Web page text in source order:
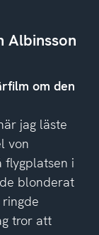
Albinsson
om den
jag läste
von
flygplatsen i
blonderat
tror att